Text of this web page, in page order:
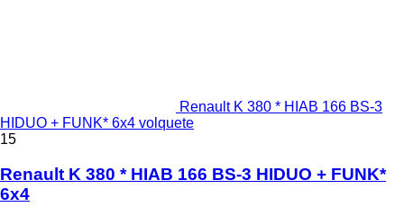
Renault K 380 * HIAB 166 BS-3
HIDUO + FUNK* 6x4 volquete
15
Renault K 380 * HIAB 166 BS-3 HIDUO + FUNK*
6x4